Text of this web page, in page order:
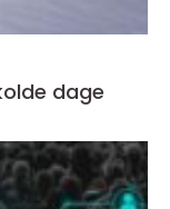
dage